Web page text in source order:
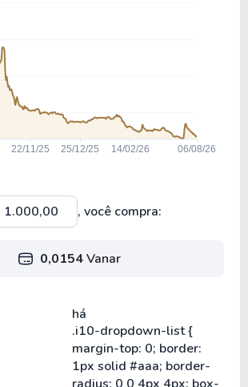
, você compra:
0,0154 Vanar
há